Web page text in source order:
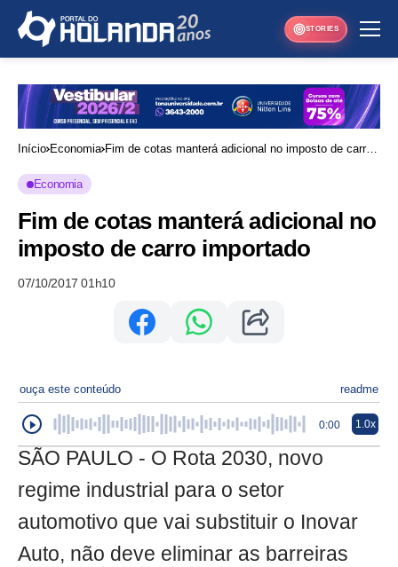
STORIES
Início Economia Fim de cotas manterá adicional no imposto de carro
Economia
Fim de cotas manterá adicional no
imposto de carro importado
07/10/2017 01h10
ouça este conteúdo readme
0:00 1.0x
SÃO PAULO - O Rota 2030, novo
regime industrial para o setor
automotivo que vai substituir o Inovar
Auto, não deve eliminar as barreiras